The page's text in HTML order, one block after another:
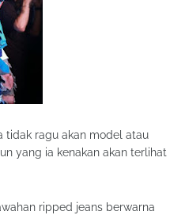
tidak ragu akan model atau
yang ia kenakan akan terlihat
ripped jeans berwarna